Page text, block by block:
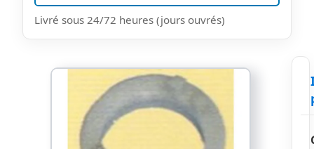
Livré sous 24/72 heures (jours ouvrés)